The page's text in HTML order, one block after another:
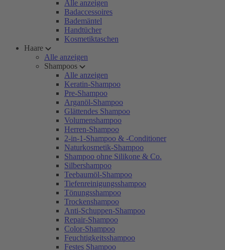
Alle anzeigen
Badaccessoires
Bademäntel
Handtücher
Kosmetiktaschen
Haare
Alle anzeigen
Shampoos
Alle anzeigen
Keratin-Shampoo
Pre-Shampoo
Arganöl-Shampoo
Glättendes Shampoo
Volumenshampoo
Herren-Shampoo
2-in-1-Shampoo & -Conditioner
Naturkosmetik-Shampoo
Shampoo ohne Silikone & Co.
Silbershampoo
Teebaumöl-Shampoo
Tiefenreinigungsshampoo
Tönungsshampoo
Trockenshampoo
Anti-Schuppen-Shampoo
Repair-Shampoo
Color-Shampoo
Feuchtigkeitsshampoo
Festes Shampoo